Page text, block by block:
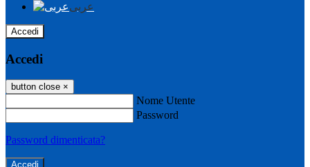
عربى
Accedi
Accedi
button close ×
Nome Utente
Password
Password dimenticata?